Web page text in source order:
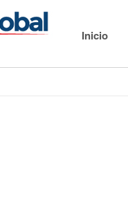
Inicio